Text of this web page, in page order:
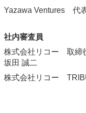
Yazawa Ventures 代
社内審査員
株式会社リコー 取締
坂田 誠二
株式会社リコー